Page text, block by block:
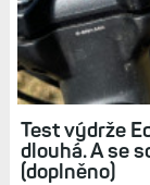
Test výdrže
dlouhá. A se
(doplněno)